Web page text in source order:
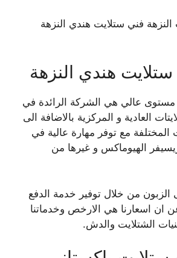
فني ستلايت هندي النزهة
هندي النزهة
مستوى عالي هي الشركة الرائدة في
العادية و المركزية بالاضافة الى
مع توفر مهارة عالية في
الهيوماكس و غيرها من
من خلال توفير خدمة الدفع
ان اسعارنا هي الارخص وخدماتنا
الشتلايت والدش.